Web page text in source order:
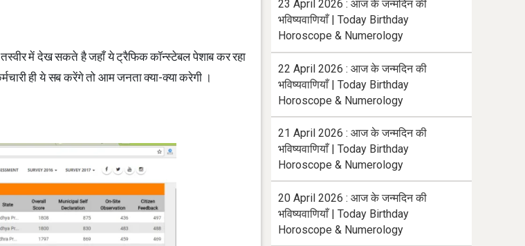
में देख सकते है जहाँ ये ट्रैफिक कॉन्स्टेबल पेशाब कर रहा
ही ये सब करेंगे तो आम जनता क्या-क्या करेगी ।
23 April 2026 : आज के जन्मदिन की
भविष्यवाणियाँ | Today Birthday
Horoscope & Numerology
22 April 2026 : आज के जन्मदिन की
भविष्यवाणियाँ | Today Birthday
Horoscope & Numerology
21 April 2026 : आज के जन्मदिन की
भविष्यवाणियाँ | Today Birthday
Horoscope & Numerology
20 April 2026 : आज के जन्मदिन की
भविष्यवाणियाँ | Today Birthday
Horoscope & Numerology